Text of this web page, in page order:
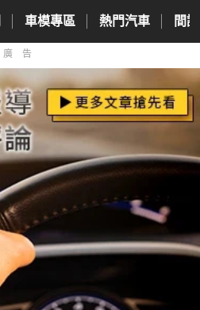
車模專區 熱門汽車 間
廣告